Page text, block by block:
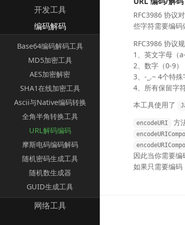
开发工具
编码解码
Base64编码解码工具
MD5加密工具
AES加密解密
SHA1在线加密工具
Ascii与Native编码转换
全角半角转换工具
URL解码编码
摩斯电码编码解码
随机密码生成工具
随机数生成器
GUID生成工具
网络工具
RFC3986 协议
些字符需要编码
RFC3986 协议
1、英文字母（a-
2、数字（0-9）
3、-_.~ 4个特殊
4、所有保留字
本工具使用了
encodeURI 方
因此当你需要编
如果只需要编码